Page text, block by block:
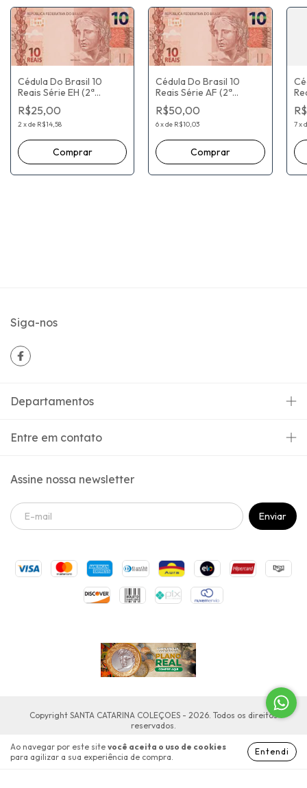
Ao navegar por este site você aceita o uso de cookies
para agilizar a sua experiência de compra.
Entendi
Cédula Do Brasil 10
Reais Série EH (2ª
chancela - Flor De
Estampa) Henrique de
Campos Meirelles / Ilan
R$25,00
2 xde R$14,58
Cédula Do Brasil 10
Reais Série AF (2ª
chancela - Flor De
Estampa) Guido
Mantega / Alexandre
R$50,00
6xde R$10,03 7x
Siga-nos
Departamentos
Entre em contato
Assine nossa newsletter
Copyright SANTA CATARINA COLEÇOES - 2026. Todos os direitos
reservados.